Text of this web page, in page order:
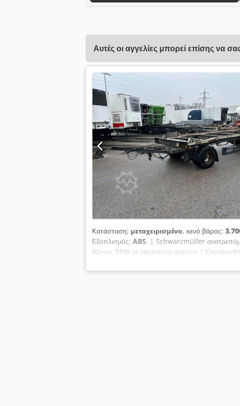
Αυτές οι αγγελίες μπορεί επίσης να
Κατάσταση: μεταχειρισμένο, κενό βάρος:
Εξοπλισμός: ABS, | Schwarzmüller
Άξονες BPW με ταμπούρα φρένων |